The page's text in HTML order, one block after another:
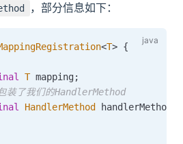
，部分信息如下：
<T> {
T mapping;
装了我们的HandlerMethod
HandlerMethod handlerMethod